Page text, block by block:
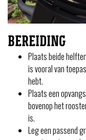
BEREIDING
Plaats beide
is vooral van
hebt.
Plaats een
bovenop het
is.
Leg een passend